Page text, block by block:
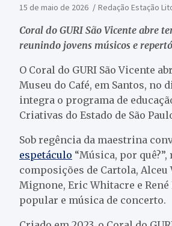
15 de maio de 2026 Redação Estação
Coral do GURI São Vicente abre
reunindo jovens músicos e
O Coral do GURI São Vicente
Museu do Café, em Santos, no
integra o programa de
Criativas do Estado de São
Sob regência da maestrina
espetáculo “Música, por
composições de Cartola,
Mignone, Eric Whitacre e
popular e música de concerto.